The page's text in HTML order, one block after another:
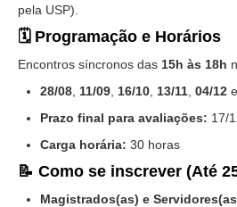
Biblioteca Digital
Código de Ética dos
Diário Eletrônico JT
Diário Oficial
Eliminação de Autos
Ementário
Manual de Redação
pela USP).
🗓️ Programação e Horários
Encontros síncronos das 15h às 18h
28/08 11/09 16/10 13/11 04/12 e
Prazo final para avaliações: 17/
Carga horária: 30 horas
📝 Como se inscrever (Até
Magistrados(as) e